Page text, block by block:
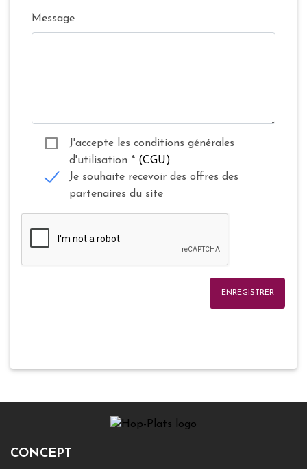
Message
J'accepte les conditions générales
d'utilisation * (CGU)
Je souhaite recevoir des offres des
partenaires du site
ENREGISTRER
CONCEPT